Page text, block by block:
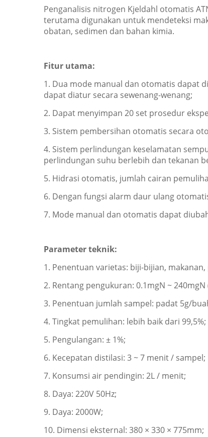
Penganalisis nitrogen Kjeldahl otomatis
terutama digunakan untuk mendeteksi
obatan, sedimen dan bahan kimia.
Fitur utama:
1. Dua mode manual dan otomatis dapat
dapat diatur secara sewenang-wenang;
2. Dapat menyimpan 20 set prosedur
3. Sistem pembersihan otomatis secara
4. Sistem perlindungan keselamatan
perlindungan suhu berlebih dan tekanan
5. Hidrasi otomatis, jumlah cairan
6. Dengan fungsi alarm daur ulang
7. Mode manual dan otomatis dapat
Parameter teknik:
1. Penentuan varietas: biji-bijian,
2. Rentang pengukuran: 0.1mgN ~
3. Penentuan jumlah sampel: padat 5g/
4. Tingkat pemulihan: lebih baik dari 99,5%;
5. Pengulangan: ± 1%;
6. Kecepatan distilasi: 3 ~ 7 menit / sampel;
7. Konsumsi air pendingin: 2L / menit;
8. Daya: 220V 50Hz;
9. Daya: 2000W;
10. Dimensi eksternal: 380 × 330 × 775mm;